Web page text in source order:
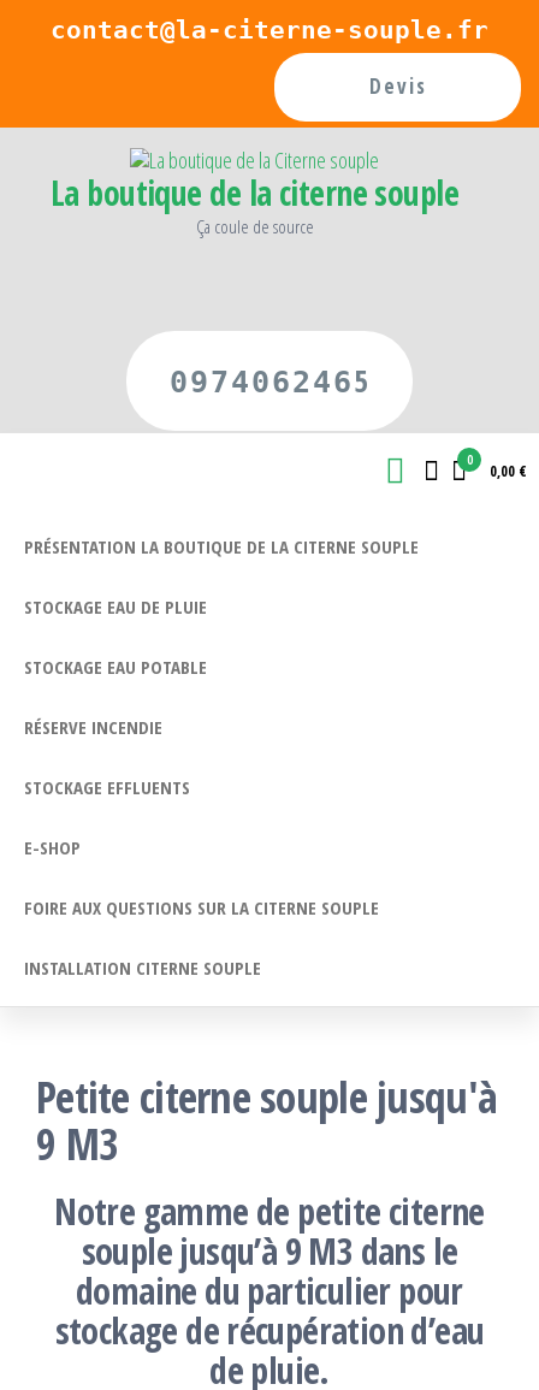
Passercontact@la-citerne-souple.fr
Devis
La boutique de la citerne souple
Ça coule de source
0974062465
0
0,00 €
PRÉSENTATION LA BOUTIQUE DE LA CITERNE SOUPLE
STOCKAGE EAU DE PLUIE
STOCKAGE EAU POTABLE
RÉSERVE INCENDIE
STOCKAGE EFFLUENTS
E-SHOP
FOIRE AUX QUESTIONS SUR LA CITERNE SOUPLE
INSTALLATION CITERNE SOUPLE
Petite citerne souple jusqu'à
9 M3
Notre gamme de petite citerne
souple jusqu’à 9 M3 dans le
domaine du particulier pour
stockage de récupération d’eau
de pluie.